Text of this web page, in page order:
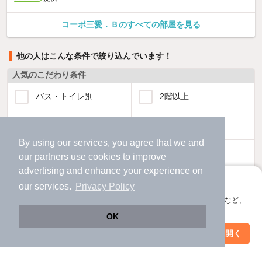
By using our services, you agree that we and
our partners use cookies to improve
advertising and enhance your experience on
our services.
Privacy Policy
OK
アプリに切り替えて、サクサクお部屋探し
会員登録なしですぐ使える。マップ検索やお気に入り保存など、
アプリを開く
コーポ三愛．Ｂのすべての部屋を見る
他の人はこんな条件で絞り込んでいます！
人気のこだわり条件
バス・トイレ別 2階以上
洗濯機置場あり 独立洗面台
エアコンあり
絞り込み条件を変更